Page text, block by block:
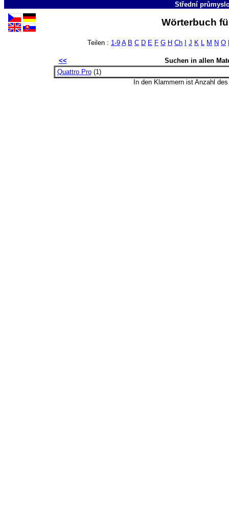
Střední
Wörterbuch
Teilen : 1-9 A B C D E F G H Ch J K L M N O
<<
Suchen in allen
Quattro Pro(1)
In den Klammern ist Anzahl